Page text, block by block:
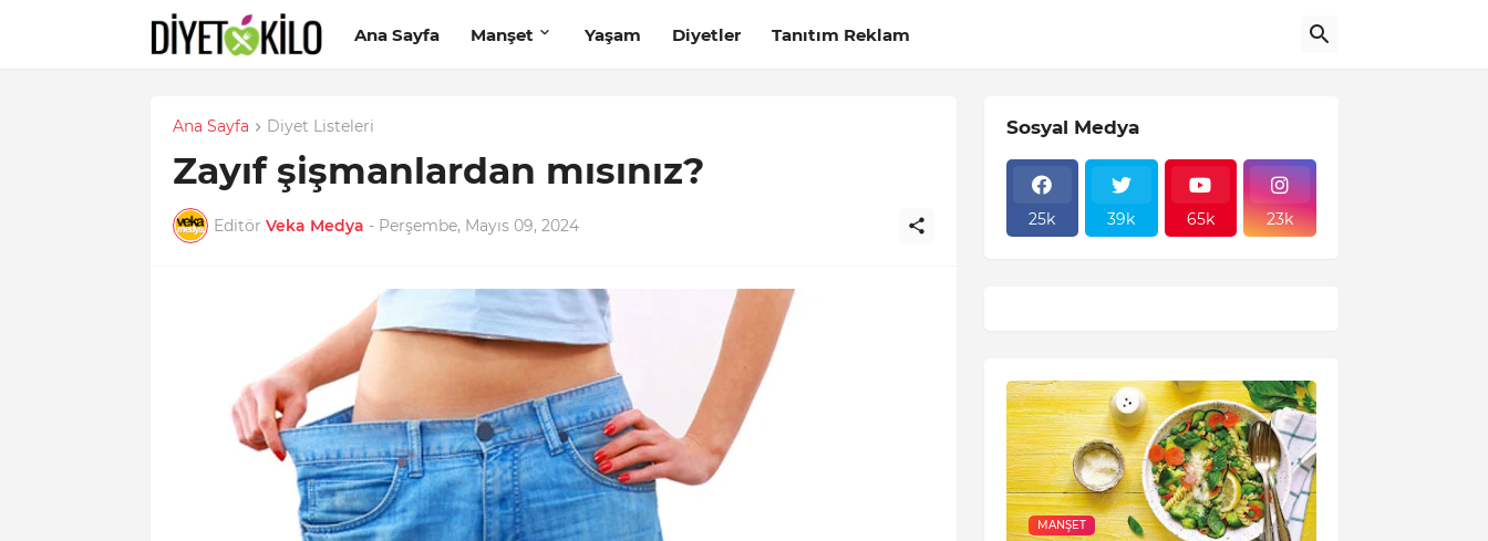
Ana Sayfa Manşet Yaşam Diyetler Tanıtım Reklam
Ana Sayfa Diyet Listeleri
Zayıf şişmanlardan mısınız?
Editör Veka Medya - Perşembe, Mayıs 09, 2024
Sosyal Medya
25k 39k 65k 23k
MANŞET